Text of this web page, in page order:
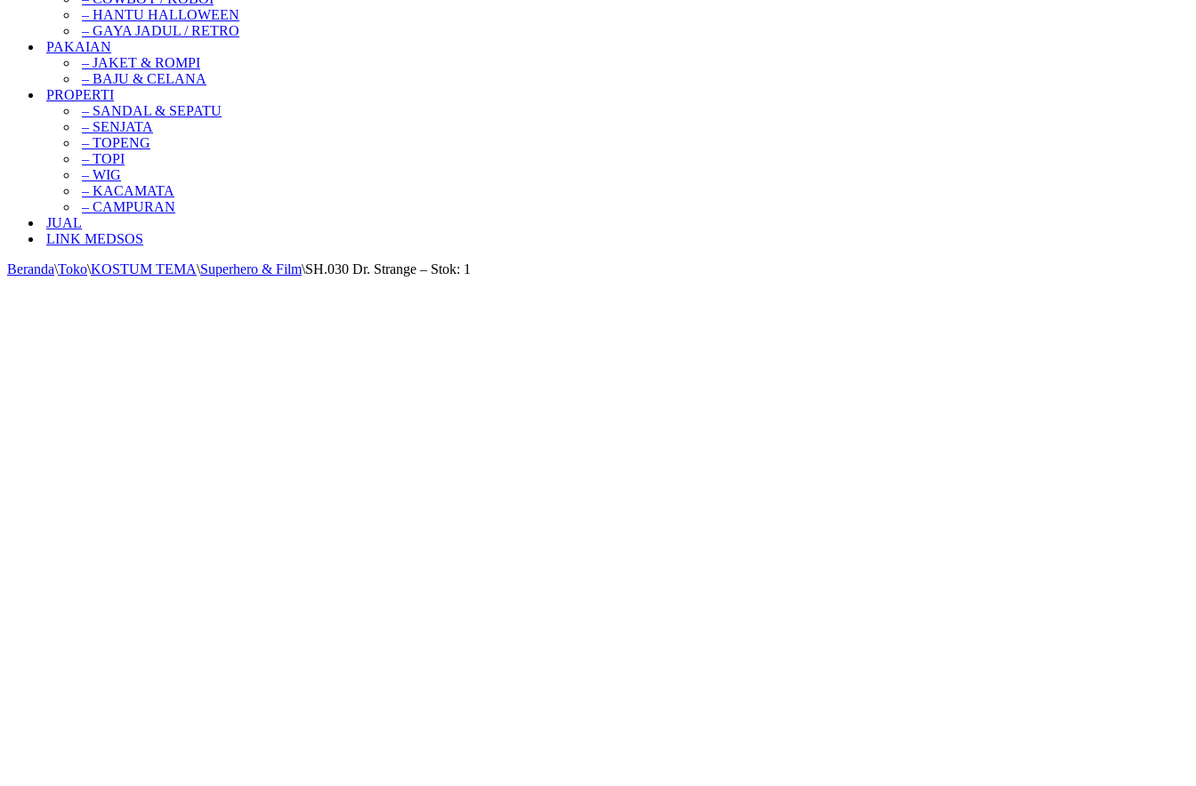
– HANTU HALLOWEEN
– GAYA JADUL / RETRO
PAKAIAN
– JAKET & ROMPI
– BAJU & CELANA
PROPERTI
– SANDAL & SEPATU
– SENJATA
– TOPENG
– TOPI
– WIG
– KACAMATA
– CAMPURAN
JUAL
LINK MEDSOS
Beranda\Toko\KOSTUM TEMA\Superhero & Film\SH.030 Dr. Strange – Stok: 1